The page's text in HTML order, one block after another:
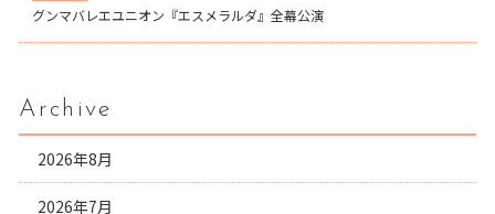
グンマバレエユニオン『エスメラルダ』全幕公演
Archive
2026年8月
2026年7月